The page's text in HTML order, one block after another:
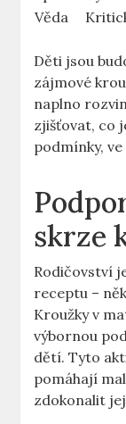
Věda
Děti jsou
zájmové
naplno
zjišťovat, co
podmínky,
skrze
Rodičovství
receptu –
Kroužky v
výbornou
dětí. Tyto
pomáhají
zdokonalit